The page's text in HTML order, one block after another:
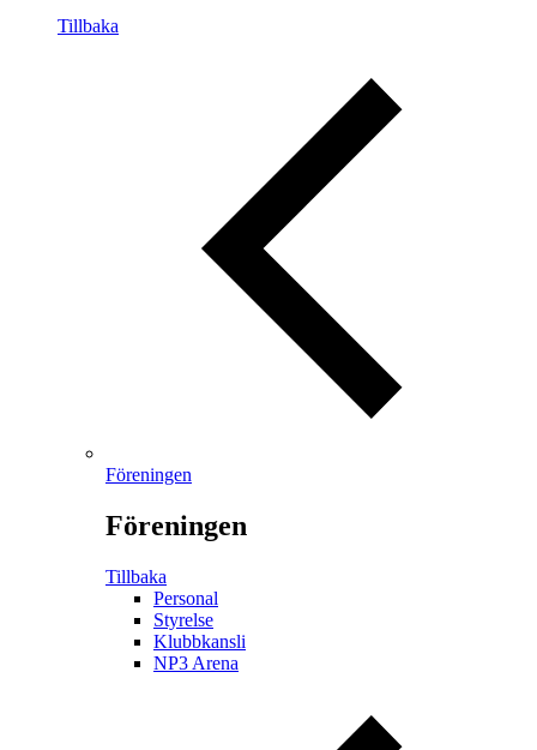
Tillbaka
Föreningen
Föreningen
Tillbaka
Personal
Styrelse
Klubbkansli
NP3 Arena